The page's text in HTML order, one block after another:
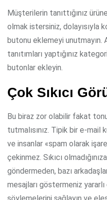
Müşterilerin tanıttığınız
olmak istersiniz, dolayısıyla
butonu eklemeyi unutmayın.
tanıtımları yaptığınız
butonlar ekleyin.
Çok Sıkıcı
Bu biraz zor olabilir fakat
tutmalısınız. Tipik bir e-
ve insanlar «spam olarak
çekinmez. Sıkıcı
göndermeden, bazı
mesajları göstermeniz